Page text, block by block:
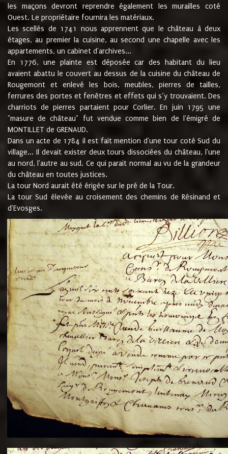
les maçons devront reprendre également les murailles coté
Ouest. Le propriétaire fournira les matériaux.
Les scellés de 1741 nous apprennent que le château à deux
étages, au premier la cuisine, au second une chapelle avec les
appartements, un cabinet d'archives...
En 1776, une plainte est déposée car des habitant du lieu
avaient abattu le couvert au dessus de la cuisine du château de
Rougemont et enlevé les bois, meubles, pierres de tailles,
ferrures des portes et fenêtres et effets qui s’y trouvaient. Des
charriots de pierres partaient pour Corlier. En juin 1795 une
"masure de château" fut vendue comme bien de l'émigré de
MONTILLET de GRENAUD.
Dans un acte de 1784 il est fait mention d'une tour coté Sud du
village... Il devait exister deux tours dissociées du château, l'une
au nord, l'autre au sud. Ce qui parait normal au vu de la grandeur
du château en toutes justices.
La tour Nord aurait été érigée sur le pré de la Tour.
La tour Sud élevée au croisement des chemins de Résinand et
d'Evosges.